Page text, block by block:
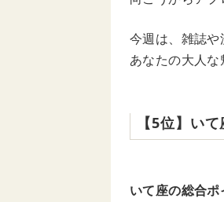
今週は、雑誌や
あなたの大人な
【5位】いて
いて座の総合ポ